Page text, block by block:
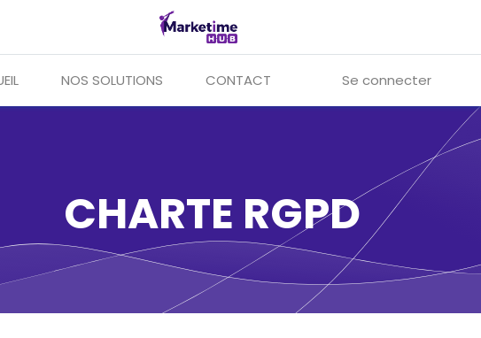
NOS SOLUTIONS CONTACT Se connecter
CHARTE RGPD